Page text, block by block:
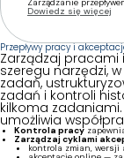
Dowiedz się więcej
Przepływy pracy i
Zarządzaj pracami
szeregu narzędzi,
zadań,
zadań i kontroli
kilkoma
umożliwia
Kontrola pracy
Zarządzaj cyklami
kontrola zmian,